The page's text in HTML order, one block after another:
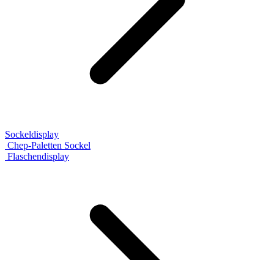
Sockeldisplay
Chep-Paletten Sockel
Flaschendisplay